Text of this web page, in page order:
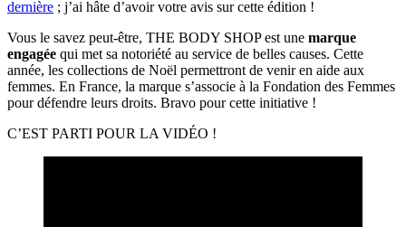
dernière ; j’ai hâte d’avoir votre avis sur cette édition !
Vous le savez peut-être, THE BODY SHOP est une marque
engagée qui met sa notoriété au service de belles causes. Cette
année, les collections de Noël permettront de venir en aide aux
femmes. En France, la marque s’associe à la Fondation des Femmes
pour défendre leurs droits. Bravo pour cette initiative !
C’EST PARTI POUR LA VIDÉO !